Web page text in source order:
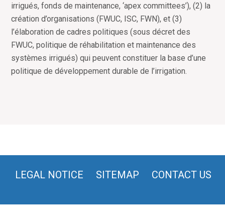
irrigués, fonds de maintenance, ‘apex committees’), (2) la
création d’organisations (FWUC, ISC, FWN), et (3)
l’élaboration de cadres politiques (sous décret des
FWUC, politique de réhabilitation et maintenance des
systèmes irrigués) qui peuvent constituer la base d’une
politique de développement durable de l’irrigation.
LEGAL NOTICE SITEMAP CONTACT US